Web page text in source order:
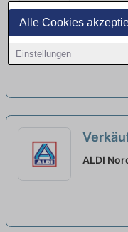
Alle Cookies
Einstellungen
(m/w/
ALDI
(m/w/
ALDI